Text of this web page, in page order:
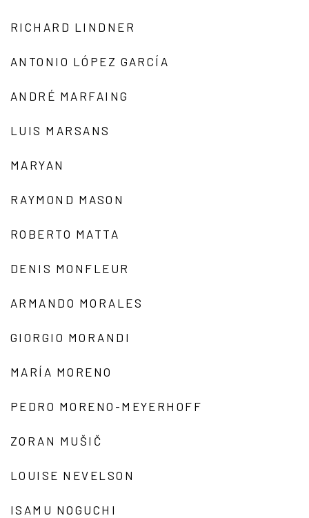
RICHARD LINDNER
ANTONIO LÓPEZ GARCÍA
ANDRÉ MARFAING
LUIS MARSANS
MARYAN
RAYMOND MASON
ROBERTO MATTA
DENIS MONFLEUR
ARMANDO MORALES
GIORGIO MORANDI
MARÍA MORENO
PEDRO MORENO-MEYERHOFF
ZORAN MUŠIČ
LOUISE NEVELSON
ISAMU NOGUCHI